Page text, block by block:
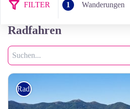
FILTER 1 Wanderungen
8 Ergebnis wanderungen:
Radfahren
Suche
Radfahren